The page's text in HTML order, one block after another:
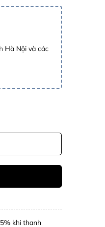
Hà Nội và các
khi thanh